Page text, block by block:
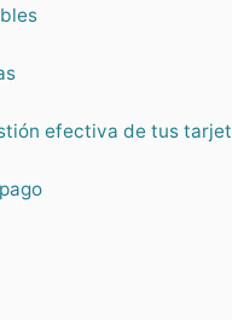
efectiva de tus